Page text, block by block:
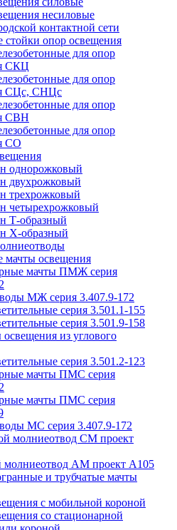
несиловые
контактной сети
стойки опор освещения
для опор
СКЦ
для опор
СЦс, СНЦс
для опор
СВН
для опор
СО
однорожковый
двухрожковый
трехрожковый
четырехрожковый
Т-образный
Х-образный
мачты освещения
мачты ПМЖ серия
МЖ серия 3.407.9-172
серия 3.501.1-155
серия 3.501.9-158
из углового
серия 3.501.2-123
мачты ПМС серия
мачты ПМС серия
МС серия 3.407.9-172
молниеотвод СМ проект
АМ проект А105
и трубчатые мачты
с мобильной короной
со стационарной